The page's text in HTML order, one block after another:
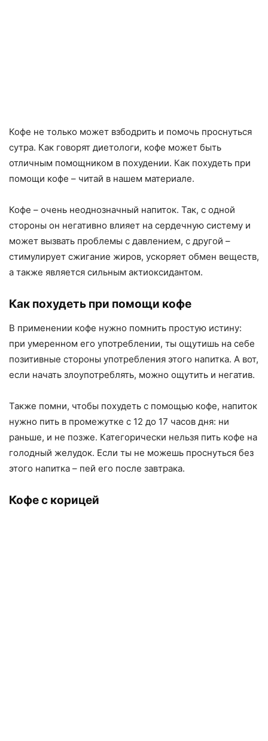
Кофе не только может взбодрить и помочь проснуться
сутра. Как говорят диетологи, кофе может быть
отличным помощником в похудении. Как похудеть при
помощи кофе – читай в нашем материале.
Кофе – очень неоднозначный напиток. Так, с одной
стороны он негативно влияет на сердечную систему и
может вызвать проблемы с давлением, с другой –
стимулирует сжигание жиров, ускоряет обмен веществ,
а также является сильным актиоксидантом.
Как похудеть при помощи кофе
В применении кофе нужно помнить простую истину:
при умеренном его употреблении, ты ощутишь на себе
позитивные стороны употребления этого напитка. А вот,
если начать злоупотреблять, можно ощутить и негатив.
Также помни, чтобы похудеть с помощью кофе, напиток
нужно пить в промежутке с 12 до 17 часов дня: ни
раньше, и не позже. Категорически нельзя пить кофе на
голодный желудок. Если ты не можешь проснуться без
этого напитка – пей его после завтрака.
Кофе с корицей